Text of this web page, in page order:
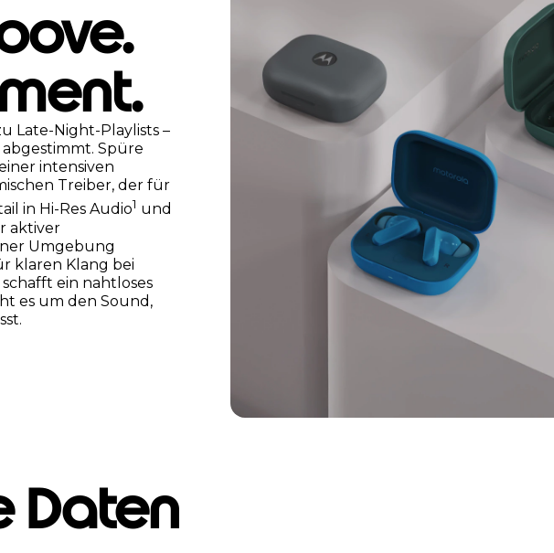
Late-Night-Playlists –
Spüre
intensiven
Treiber, der für
in Hi-Res Audio1 und
aktiver
Umgebung
klaren Klang bei
ein nahtloses
es um den Sound,
Daten